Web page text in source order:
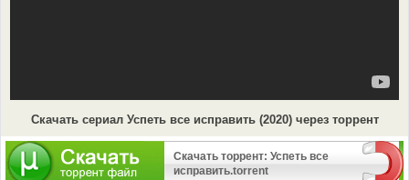
Скачать сериал Успеть все исправить (2020) через торрент
Скачать торрент: Успеть все
исправить.torrent